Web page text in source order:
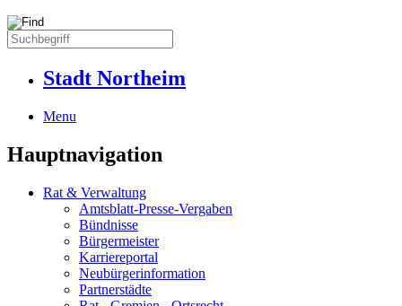
Stadt Northeim
Menu
Hauptnavigation
Rat & Verwaltung
Amtsblatt-Presse-Vergaben
Bündnisse
Bürgermeister
Karriereportal
Neubürgerinformation
Partnerstädte